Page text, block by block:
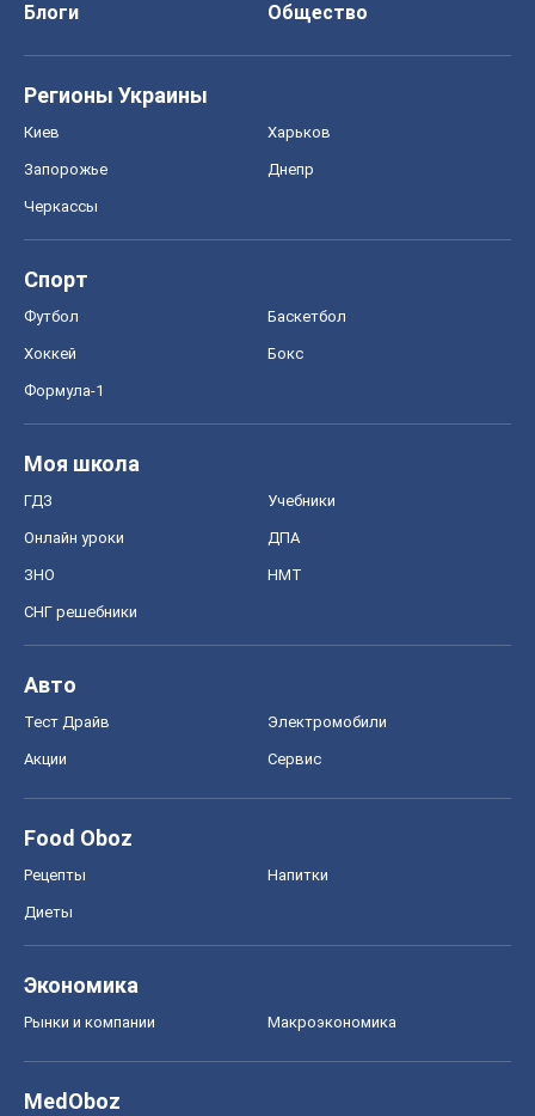
Блоги
Общество
Регионы Украины
Киев Харьков
Запорожье Днепр
Черкассы
Спорт
Футбол Баскетбол
Хоккей Бокс
Формула-1
Моя школа
ГДЗ Учебники
Онлайн уроки ДПА
ЗНО НМТ
СНГ решебники
Авто
Тест Драйв Электромобили
Акции Сервис
Food Oboz
Рецепты Напитки
Диеты
Экономика
Рынки и компании Mакроэкономика
MedOboz